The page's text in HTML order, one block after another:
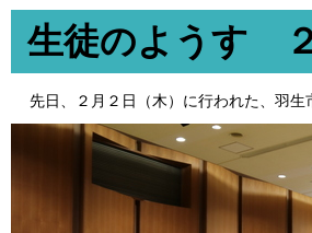
生徒のようす
先日、２月２日（木）に行われた、羽生